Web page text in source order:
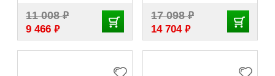
11 008₽
9 466 ₽
17 098₽
14 704 ₽